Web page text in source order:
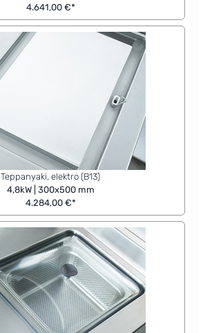
4.641,00 €*
Teppanyaki, elektro (B13)
4,8kW | 300x500 mm
4.284,00 €*